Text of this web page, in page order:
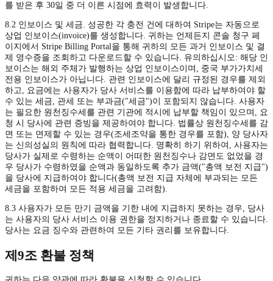
를 받은 후 30일 중 더 이른 시점에 효력이 발생합니다.
8.2 인보이스 및 세금. 성공한 각 충전 건에 대하여 Stripe는 자동으로
상업 인보이스(invoice)를 생성합니다. 귀하는 언제든지 콘솔 청구 페
이지에서 Stripe Billing Portal을 통해 귀하의 모든 과거 인보이스 및 결
제 영수증을 조회하고 다운로드할 수 있습니다. 유의하십시오: 해당 인
보이스는 해외 주체가 발행하는 상업 인보이스이며, 중국 부가가치세
전용 인보이스가 아닙니다. 관련 인보이스에 달리 규정된 경우를 제외
하고, 요금에는 사용자가 당사 서비스를 이용함에 따라 납부하여야 할
수 있는 세금, 관세 또는 부과금("세금")이 포함되지 않습니다. 사용자
는 필요한 원천징수세를 관련 기관에 적시에 납부할 책임이 있으며, 요
청 시 당사에 관련 증빙을 제공하여야 합니다. 법률상 원천징수세를 감
면 또는 면제할 수 있는 경우(조세조약을 통한 경우를 포함), 양 당사자
는 신의성실의 원칙에 따라 협력합니다. 명확히 하기 위하여, 사용자는
당사가 실제로 수령하는 순액이 어떠한 원천징수나 감면도 없었을 경
우 당사가 수령하였을 순액과 동일하도록 추가 금액("총액 보전 지급")
을 당사에 지급하여야 합니다(총액 보전 지급 자체에 부과되는 모든
세금을 포함하여 모든 적용 세금을 고려함).
8.3 사용자가 모든 만기 금액을 기한 내에 지급하지 못하는 경우, 당사
는 사용자의 당사 서비스 이용 권한을 정지하거나 종료할 수 있습니다.
당사는 요금 징수와 관련하여 모든 기타 권리를 보유합니다.
제9조 환불 정책